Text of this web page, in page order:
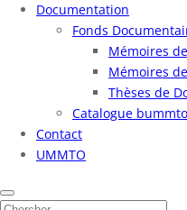
Documentation
Fonds
Mémoires
Mémoires
Thèses de
Catalogue bummto
Contact
UMMTO